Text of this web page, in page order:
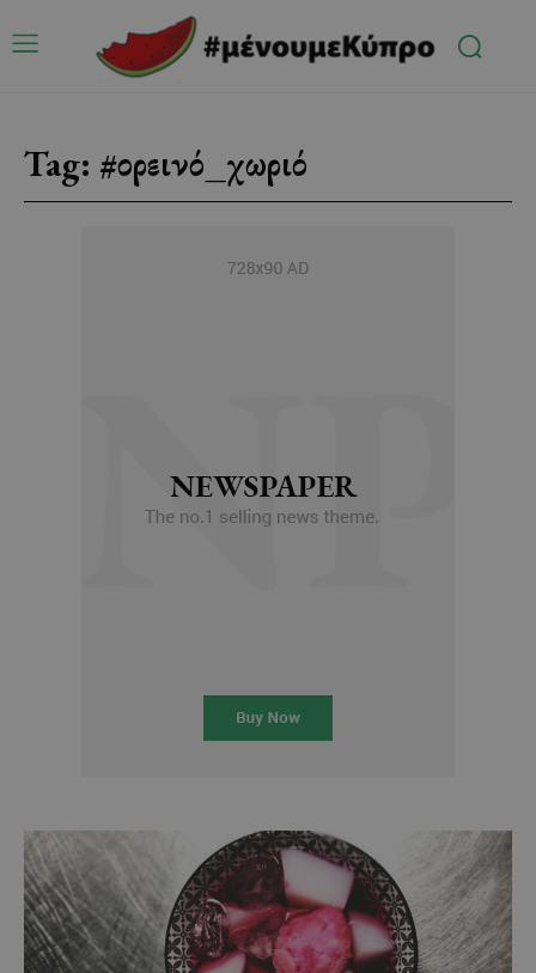
Tag: #ορεινό_χωριό